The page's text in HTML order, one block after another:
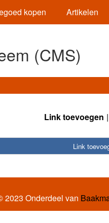
kopen Artikelen
(CMS)
Link toevoegen
Link
2023 Onderdeel van